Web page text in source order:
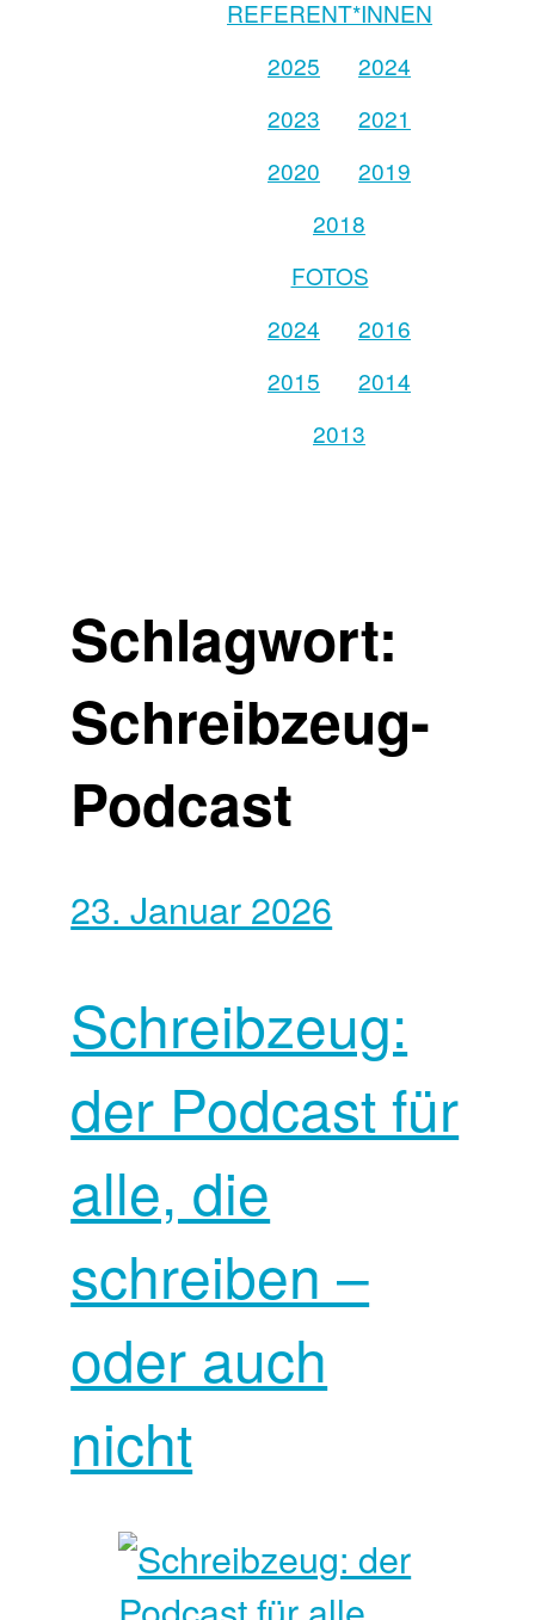
REFERENT*INNEN
2025
2024
2023
2021
2020
2019
2018
FOTOS
2024
2016
2015
2014
2013
Schlagwort:
Schreibzeug-
Podcast
23. Januar 2026
Schreibzeug:
der Podcast für
alle, die
schreiben –
oder auch
nicht